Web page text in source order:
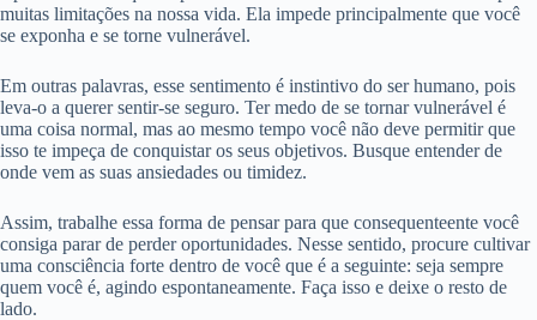
muitas limitações na nossa vida. Ela impede principalmente que você
se exponha e se torne vulnerável.
Em outras palavras, esse sentimento é instintivo do ser humano, pois
leva-o a querer sentir-se seguro. Ter medo de se tornar vulnerável é
uma coisa normal, mas ao mesmo tempo você não deve permitir que
isso te impeça de conquistar os seus objetivos. Busque entender de
onde vem as suas ansiedades ou timidez.
Assim, trabalhe essa forma de pensar para que consequenteente você
consiga parar de perder oportunidades. Nesse sentido, procure cultivar
uma consciência forte dentro de você que é a seguinte: seja sempre
quem você é, agindo espontaneamente. Faça isso e deixe o resto de
lado.